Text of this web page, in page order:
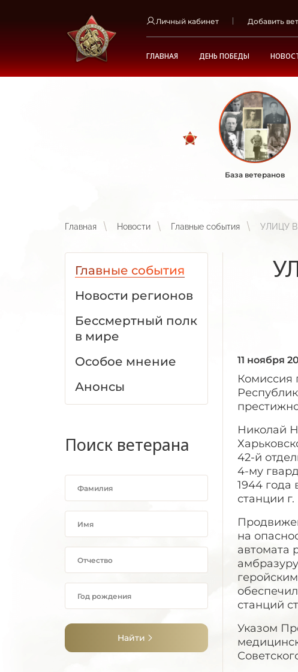
Личный кабинет Добавить
ГЛАВНАЯ ДЕНЬ ПОБЕДЫ
База ветеранов
Главная Новости Главные события УЛИЦУ
Главные события
Новости регионов
Бессмертный полк
в мире
Особое мнение
Анонсы
Поиск ветерана
Найти
11 ноября
Комиссия
Николай
42-й
4-му
1944 года
станции
на
автомата
станций
Указом